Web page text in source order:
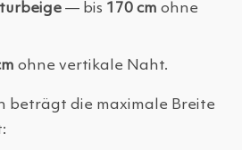
— bis 170 cm ohne
ohne vertikale Naht.
beträgt die maximale Breite